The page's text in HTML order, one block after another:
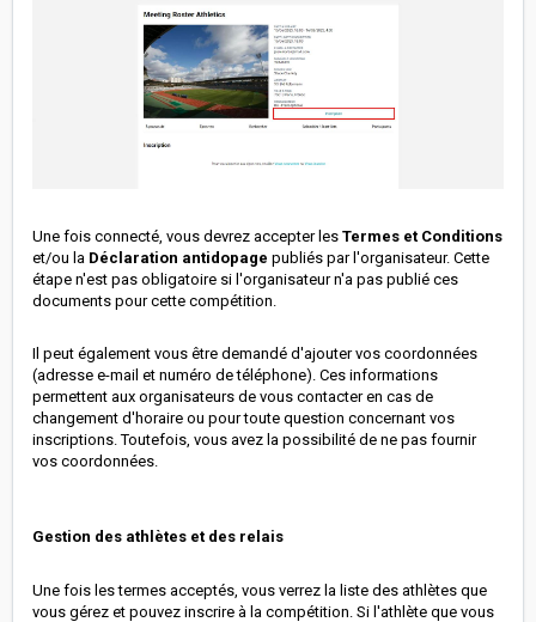
Une fois connecté, vous devrez accepter les Termes et Conditions
et/ou la Déclaration antidopage publiés par l'organisateur. Cette
étape n'est pas obligatoire si l'organisateur n'a pas publié ces
documents pour cette compétition.
Il peut également vous être demandé d'ajouter vos coordonnées
(adresse e-mail et numéro de téléphone). Ces informations
permettent aux organisateurs de vous contacter en cas de
changement d'horaire ou pour toute question concernant vos
inscriptions. Toutefois, vous avez la possibilité de ne pas fournir
vos coordonnées.
Gestion des athlètes et des relais
Une fois les termes acceptés, vous verrez la liste des athlètes que
vous gérez et pouvez inscrire à la compétition. Si l'athlète que vous